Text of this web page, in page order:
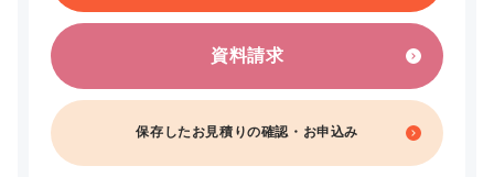
資料請求
保存したお見積りの確認・お申込み